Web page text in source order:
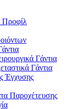
Προφίλ
Γάντια
Γάντια
Έγχυσης
Παροχέτευσης